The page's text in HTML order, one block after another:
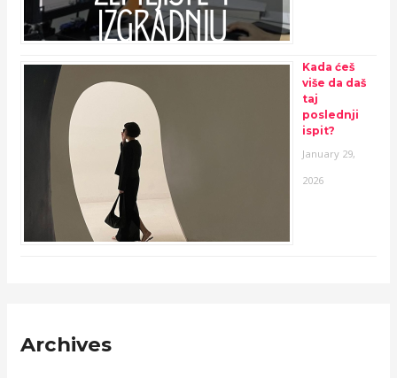
Kada ćeš
više da daš
taj
poslednji
ispit?
January 29,
2026
Archives